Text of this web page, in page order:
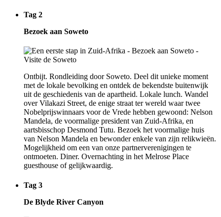
Tag 2
Bezoek aan Soweto
Ontbijt. Rondleiding door Soweto. Deel dit unieke moment
met de lokale bevolking en ontdek de bekendste buitenwijk
uit de geschiedenis van de apartheid. Lokale lunch. Wandel
over Vilakazi Street, de enige straat ter wereld waar twee
Nobelprijswinnaars voor de Vrede hebben gewoond: Nelson
Mandela, de voormalige president van Zuid-Afrika, en
aartsbisschop Desmond Tutu. Bezoek het voormalige huis
van Nelson Mandela en bewonder enkele van zijn relikwieën.
Mogelijkheid om een van onze partnerverenigingen te
ontmoeten. Diner. Overnachting in het Melrose Place
guesthouse of gelijkwaardig.
Tag 3
De Blyde River Canyon